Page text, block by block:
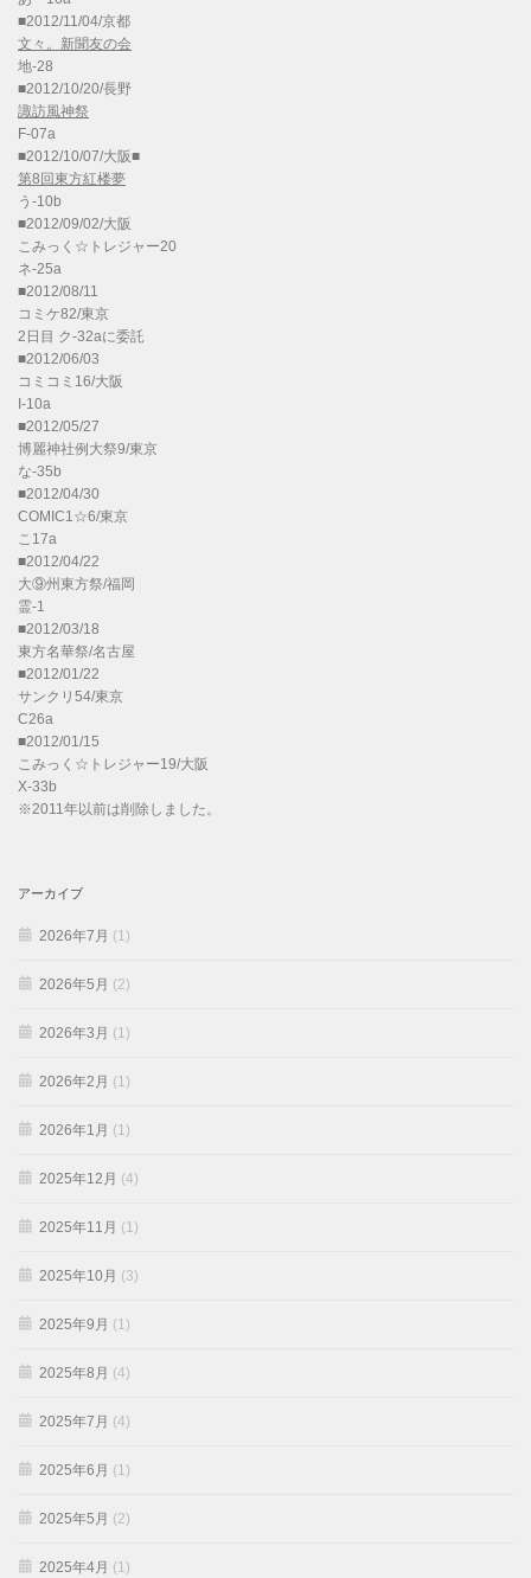
■2012/11/04/京都
文々。新聞友の会
地-28
■2012/10/20/長野
諏訪風神祭
F-07a
■2012/10/07/大阪■
第8回東方紅楼夢
う-10b
■2012/09/02/大阪
こみっく☆トレジャー20
ネ-25a
■2012/08/11
コミケ82/東京
2日目 ク-32aに委託
■2012/06/03
コミコミ16/大阪
I-10a
■2012/05/27
博麗神社例大祭9/東京
な-35b
■2012/04/30
COMIC1☆6/東京
こ17a
■2012/04/22
大⑨州東方祭/福岡
霊-1
■2012/03/18
東方名華祭/名古屋
■2012/01/22
サンクリ54/東京
C26a
■2012/01/15
こみっく☆トレジャー19/大阪
X-33b
※2011年以前は削除しました。
アーカイブ
2026年7月 (1)
2026年5月 (2)
2026年3月 (1)
2026年2月 (1)
2026年1月 (1)
2025年12月 (4)
2025年11月 (1)
2025年10月 (3)
2025年9月 (1)
2025年8月 (4)
2025年7月 (4)
2025年6月 (1)
2025年5月 (2)
2025年4月 (1)